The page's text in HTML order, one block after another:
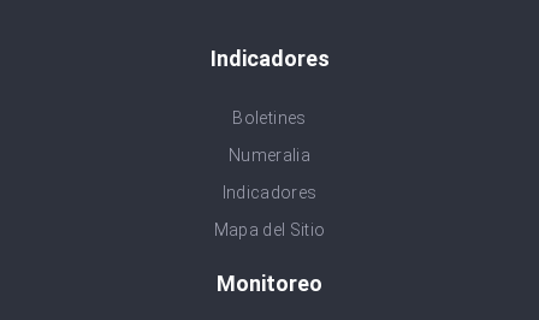
Indicadores
Boletines
Numeralia
Indicadores
Mapa del Sitio
Monitoreo